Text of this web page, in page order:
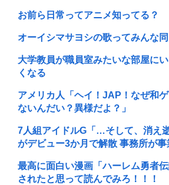
お前ら日常ってアニメ知ってる？
オーイシマサヨシの歌ってみんな
大学教員が職員室みたいな部屋に
くなる
アメリカ人「ヘイ！JAP！なぜ和
ないんだい？異様だよ？」
7人組アイドルG「…そして、消え
がデビュー3か月で解散 事務所が
最高に面白い漫画「ハーレム勇者
されたと思って読んでみろ！！！